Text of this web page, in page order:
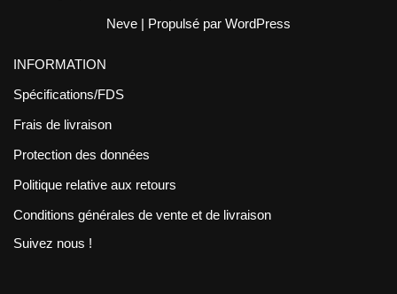
Neve | Propulsé par WordPress
INFORMATION
Spécifications/FDS
Frais de livraison
Protection des données
Politique relative aux retours
Conditions générales de vente et de livraison
Suivez nous !